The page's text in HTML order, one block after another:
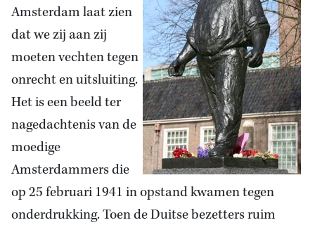
Amsterdam laat zien
dat we zij aan zij
moeten vechten tegen
onrecht en uitsluiting.
Het is een beeld ter
nagedachtenis van de
moedige
Amsterdammers die
op 25 februari 1941 in opstand kwamen tegen
onderdrukking. Toen de Duitse bezetters ruim